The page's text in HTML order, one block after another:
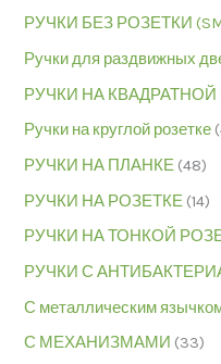
РУЧКИ БЕЗ РОЗЕТКИ
Ручки для раздвижных
РУЧКИ НА КВАДРАТНОЙ
Ручки на круглой розетке
РУЧКИ НА ПЛАНКЕ (48)
РУЧКИ НА РОЗЕТКЕ (14)
РУЧКИ НА ТОНКОЙ
РУЧКИ С
С металлическим
С МЕХАНИЗМАМИ (33)